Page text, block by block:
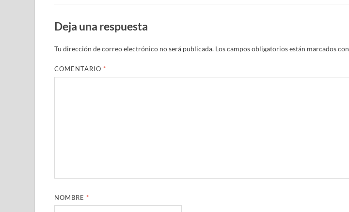
Deja una respuesta
Tu dirección de correo electrónico no será publicada. Los campos obligatorios están marcados con
COMENTARIO *
NOMBRE *